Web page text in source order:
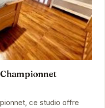
ce studio offre